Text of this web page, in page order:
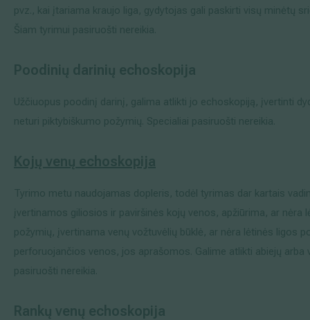
pvz., kai įtariama kraujo liga, gydytojas gali paskirti visų minėtų
Šiam tyrimui pasiruošti nereikia.
Poodinių darinių echoskopija
Užčiuopus poodinį darinį, galima atlikti jo echoskopiją, įvertinti
neturi piktybiškumo požymių. Specialiai pasiruošti nereikia.
Kojų venų echoskopija
Tyrimo metu naudojamas dopleris, todėl tyrimas dar kartais
įvertinamos giliosios ir paviršinės kojų venos, apžiūrima, ar
požymių, įvertinama venų vožtuvėlių būklė, ar nėra lėtinės ligos
perforuojančios venos, jos aprašomos. Galime atlikti abiejų arba
pasiruošti nereikia.
Rankų venų echoskopija